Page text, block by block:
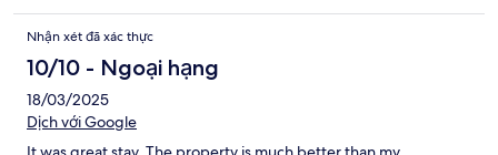
Nhận xét đã xác thực
10/10 - Ngoại hạng
18/03/2025
Dịch với Google